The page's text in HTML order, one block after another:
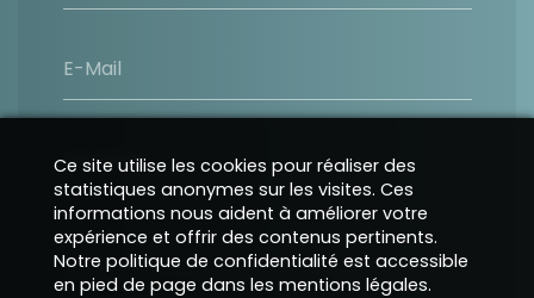
E-Mail
Message
Ce site utilise les cookies pour réaliser des
statistiques anonymes sur les visites. Ces
informations nous aident à améliorer votre
expérience et offrir des contenus pertinents.
Notre politique de confidentialité est accessible
en pied de page dans les mentions légales.